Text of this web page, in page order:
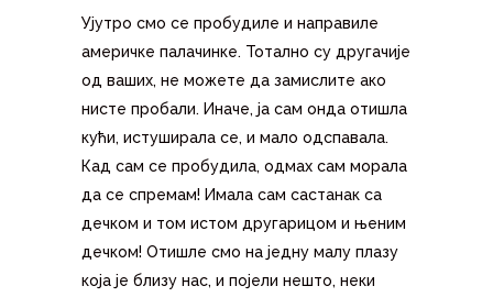
Ујутро смо се пробудиле и направиле
америчке палачинке. Тотално су другачије
од ваших, не можете да замислите ако
нисте пробали. Иначе, ја сам онда отишла
кући, истуширала се, и мало одспавала.
Кад сам се пробудила, одмах сам морала
да се спремам! Имала сам састанак са
дечком и том истом другарицом и њеним
дечком! Отишле смо на једну малу плазу
која је близу нас, и појели нешто, неки